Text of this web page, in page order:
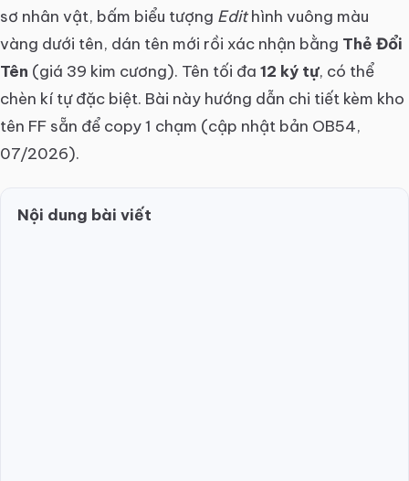
sơ nhân vật, bấm biểu tượng Edithình vuông màu
vàng dưới tên, dán tên mới rồi xác nhận bằng Thẻ Đổi
Tên (giá 39 kim cương). Tên tối đa 12 ký tự, có thể
chèn kí tự đặc biệt. Bài này hướng dẫn chi tiết kèm kho
tên FF sẵn để copy 1 chạm (cập nhật bản OB54,
07/2026).
Nội dung bài viết